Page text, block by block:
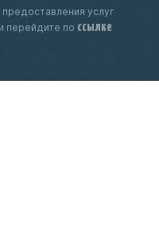
услуг
перейдите по ссылке